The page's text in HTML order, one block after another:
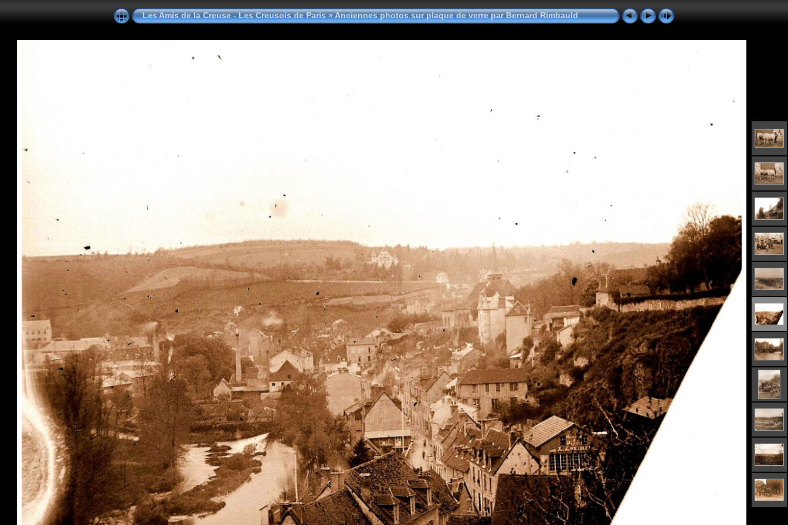
Les Amis de la Creuse - Les Creusois de Paris»Anciennes photos sur plaque de verre par Bernard Rimbauld